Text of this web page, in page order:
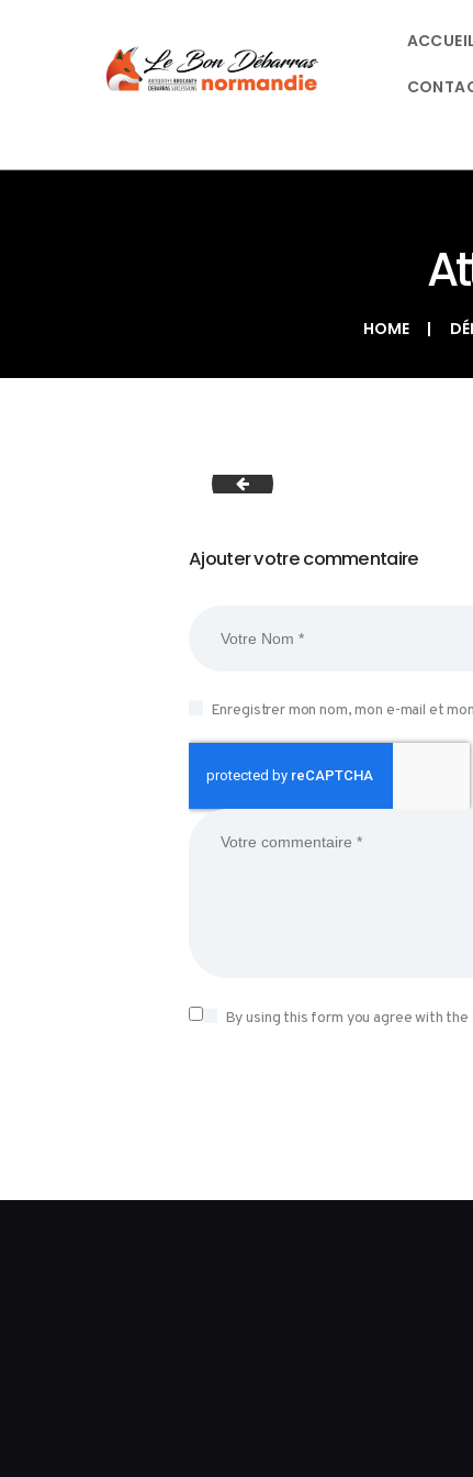
ACCUEIL
HOME
20231009_090338
Ajouter votre commentaire
Enregistrer mon nom, mon e-mail et
By using this form you agree with